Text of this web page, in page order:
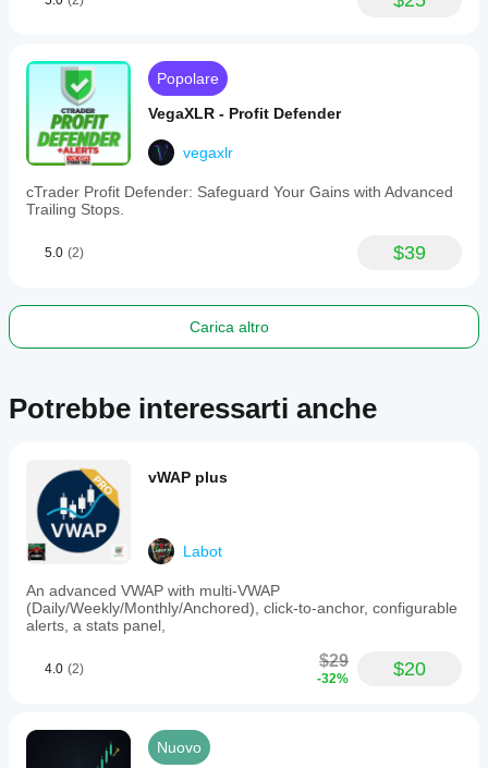
Popolare
VegaXLR - Profit Defender
vegaxlr
cTrader Profit Defender: Safeguard Your Gains with Advanced
Trailing Stops.
5.0 (2) $39
Carica altro
Potrebbe interessarti anche
vWAP plus
Labot
An advanced VWAP with multi-VWAP
(Daily/Weekly/Monthly/Anchored), click-to-anchor, configurable
alerts, a stats panel,
4.0 (2) $29
-32% $20
Nuovo